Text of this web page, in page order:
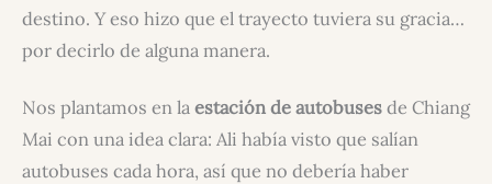
destino. Y eso hizo que el trayecto tuviera su gracia…
por decirlo de alguna manera.
Nos plantamos en laestación de autobusesde Chiang
Mai con una idea clara: Ali había visto que salían
autobuses cada hora, así que no debería haber